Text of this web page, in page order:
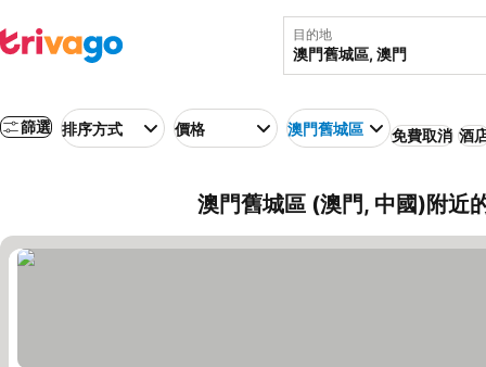
目的地
篩選 排序方式 價格 澳門舊城區 免費取消 酒
澳門舊城區 (澳門, 中國)附近